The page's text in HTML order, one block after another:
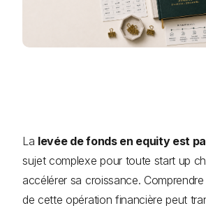
La levée de fonds en equity est
sujet complexe pour toute start up
accélérer sa croissance.
de cette opération financière peut